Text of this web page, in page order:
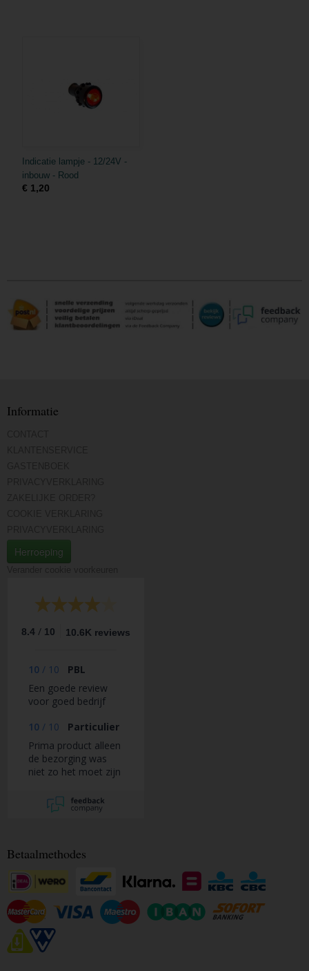
Indicatie lampje - 12/24V -
inbouw - Rood
€ 1,20
Informatie
Herroeping
8.4 / 10 10.6K reviews
10 / 10
PBL
Een goede review
voor goed bedrijf
10 / 10
Particulier
Prima product alleen
de bezorging was
niet zo het moet zijn
Betaalmethodes